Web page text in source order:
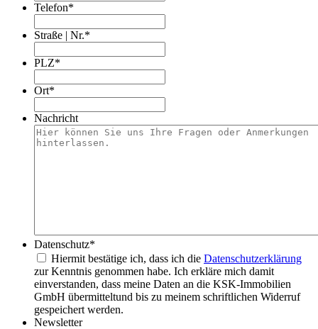
Telefon*
Straße | Nr.*
PLZ*
Ort*
Nachricht
Datenschutz*
Hiermit bestätige ich, dass ich die Datenschutzerklärung
zur Kenntnis genommen habe. Ich erkläre mich damit
einverstanden, dass meine Daten an die KSK-Immobilien
GmbH übermitteltund bis zu meinem schriftlichen Widerruf
gespeichert werden.
Newsletter